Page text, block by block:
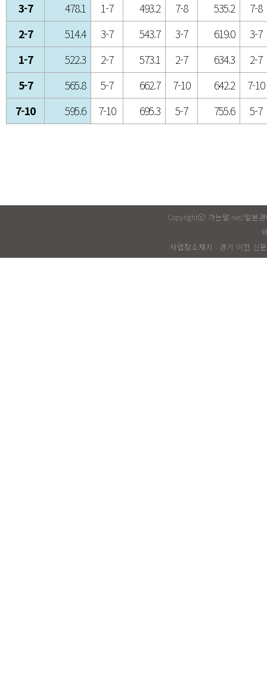
3-7
478.1 1-7 493.2 7-8 535.2
7-8
2-7
514.4 3-7 543.7 3-7 619.0
3-7
1-7
522.3 2-7 573.1 2-7 634.3
2-7
5-7
565.8 5-7 662.7 7-10 642.2
7-10
7-10
595.6 7-10 695.3 5-7 755.6 5-7
Copyrightⓒ 가는말.net/일본
사업장소재지 : 경기 이천 신